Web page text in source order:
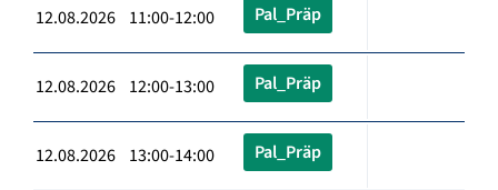
12.08.2026 11:00-12:00 Pal_Präp
12.08.2026 12:00-13:00 Pal_Präp
12.08.2026 13:00-14:00 Pal_Präp